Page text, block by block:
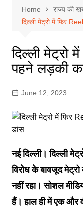
Home
राज्य की
दिल्‍ली मेट्रो में फिर
दिल्‍ली मेट्रो
पहने लड़की
June 12, 2023
नई दिल्ली। दिल्‍ली
विरोध के बावजूद
नहीं रहा। सोशल
हैं। हाल ही में एक और